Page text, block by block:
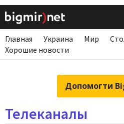
Главная Украина Мир
Хорошие новости
Допомогти
Телеканалы